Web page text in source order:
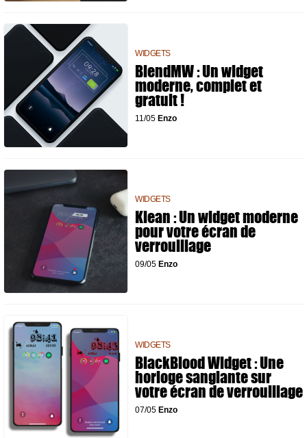
WIDGETS
BlendMW : Un widget
moderne, complet et
gratuit !
11/05 Enzo
WIDGETS
Klean : Un widget moderne
pour votre écran de
verrouillage
09/05 Enzo
WIDGETS
BlackBlood Widget : Une
horloge sanglante sur
votre écran de verrouillage
07/05 Enzo